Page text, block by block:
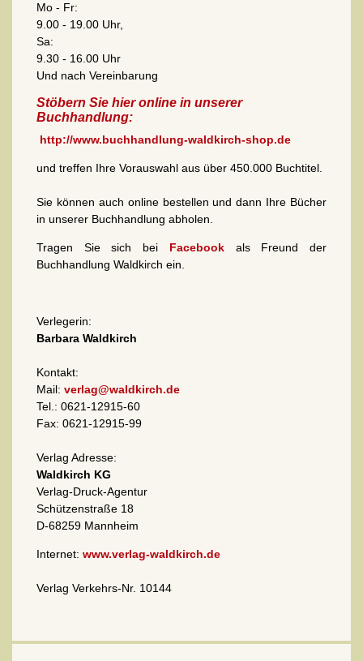
Mo - Fr:
9.00 - 19.00 Uhr,
Sa:
9.30 - 16.00 Uhr
Und nach Vereinbarung
Stöbern Sie hier online in unserer
Buchhandlung:
http://www.buchhandlung-waldkirch-shop.de
und treffen Ihre Vorauswahl aus über 450.000 Buchtitel.
Sie können auch online bestellen und dann Ihre Bücher
in unserer Buchhandlung abholen.
Tragen Sie sich bei Facebookals Freund der
Buchhandlung Waldkirch ein.
Verlegerin:
Barbara Waldkirch
Kontakt:
Mail: verlag@waldkirch.de
Tel.: 0621-12915-60
Fax: 0621-12915-99
Verlag Adresse:
Waldkirch KG
Verlag-Druck-Agentur
Schützenstraße 18
D-68259 Mannheim
Internet: www.verlag-waldkirch.de
Verlag Verkehrs-Nr. 10144